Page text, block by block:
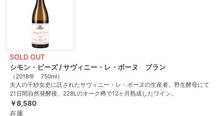
SOLD OUT
シモン・ビーズ / サヴィニー・レ・ボーヌ ブラン
（2018年 750ml）
夫人の千紗女史に託されたサヴィニー・レ・ボーヌの生産者。野生酵母にて
21日間自然発酵後、228Lのオーク樽で12ヶ月熟成したワイン。
￥8,580
在庫